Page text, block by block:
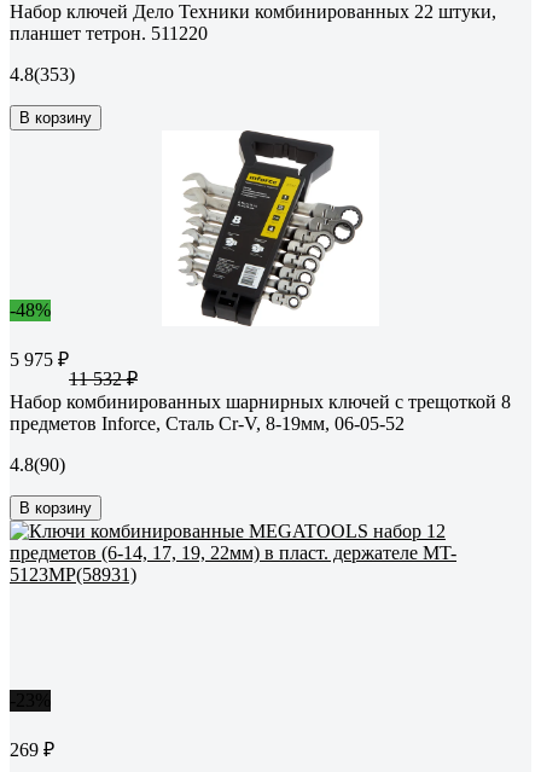
Набор ключей Дело Техники комбинированных 22 штуки,
планшет тетрон. 511220
4.8(353)
В корзину
-48%
5 975 ₽
11 532 ₽
Набор комбинированных шарнирных ключей с трещоткой 8
предметов Inforce, Сталь Cr-V, 8-19мм, 06-05-52
4.8(90)
В корзину
269 ₽